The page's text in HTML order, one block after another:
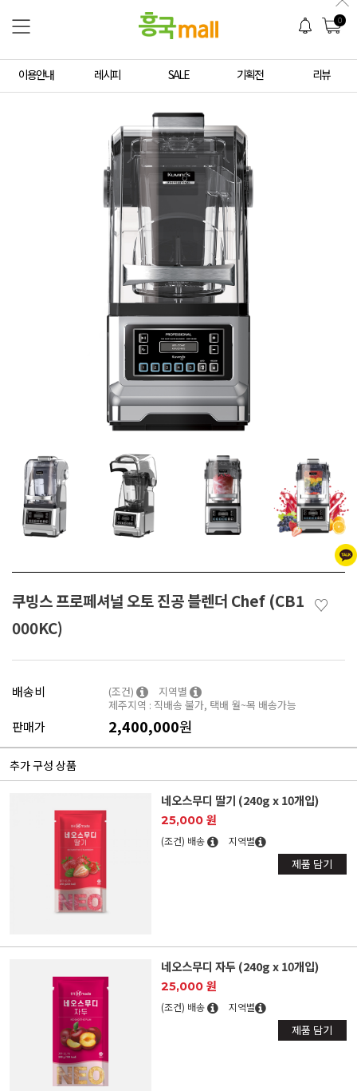
0
이용안내 레시피 SALE 기획전 리뷰
쿠빙스 프로페셔널 오토 진공 블렌더 Chef (CB1
000KC)
♡
배송비 (조건)
지역별
제주지역 : 직배송 불가, 택배 월~목 배송가능
판매가 2,400,000원
추가 구성 상품
네오스무디 딸기 (240g x 10개입)
25,000 원
(조건) 배송 지역별
제품 담기
네오스무디 자두 (240g x 10개입)
25,000 원
(조건) 배송 지역별
제품 담기